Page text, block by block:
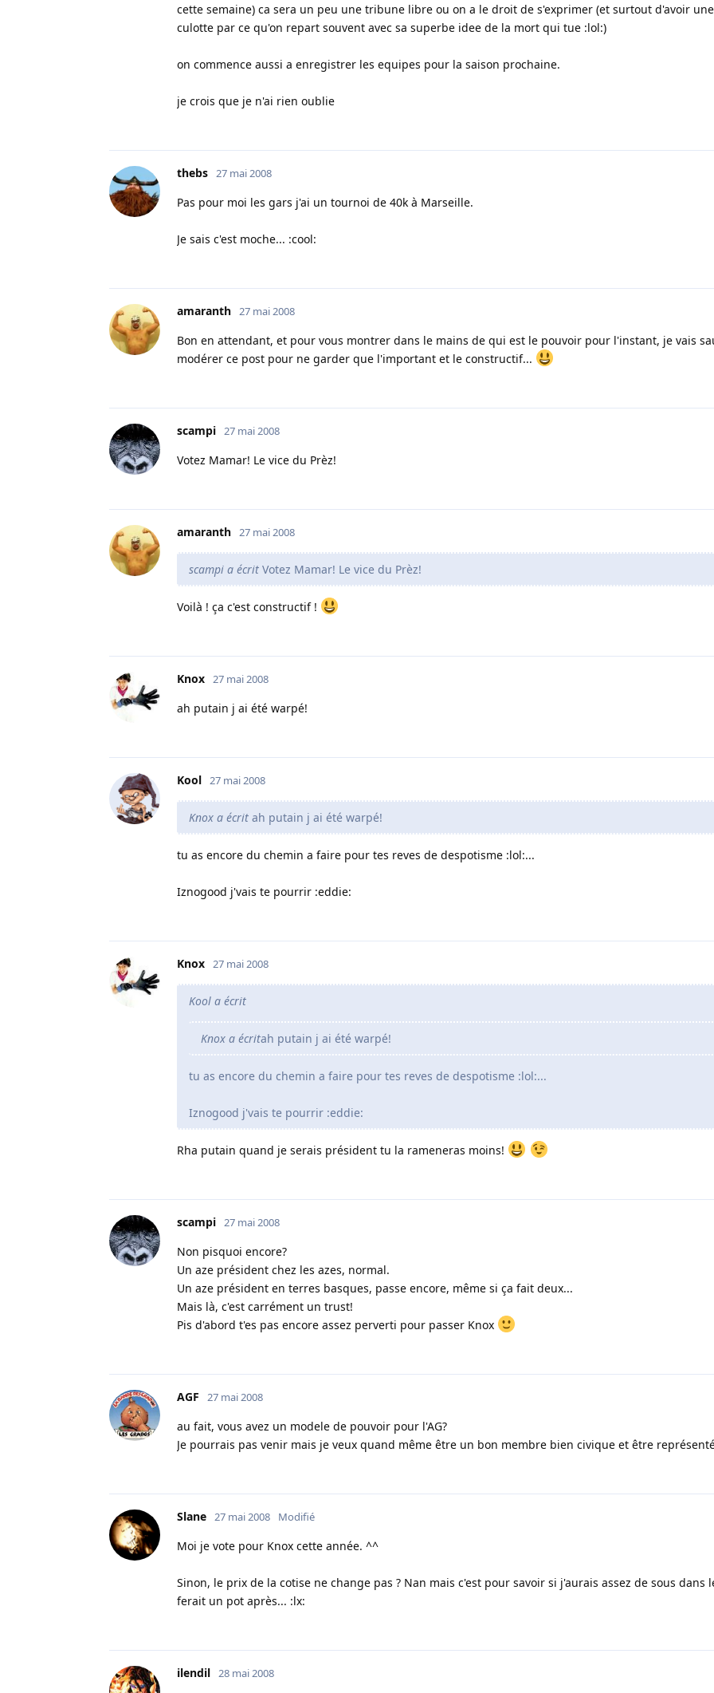
cette semaine) ca sera un peu une tribune libre ou on a le droit de s'exprimer (et surtout d'avoir
culotte par ce qu'on repart souvent avec sa superbe idee de la mort qui tue :lol:)
on commence aussi a enregistrer les equipes pour la saison prochaine.
je crois que je n'ai rien oublie
thebs 27 mai 2008
Pas pour moi les gars j'ai un tournoi de 40k à Marseille.
Je sais c'est moche... :cool:
amaranth 27 mai 2008
Bon en attendant, et pour vous montrer dans le mains de qui est le pouvoir pour l'instant, je vais
modérer ce post pour ne garder que l'important et le constructif...
scampi 27 mai 2008
Votez Mamar! Le vice du Prèz!
amaranth 27 mai 2008
scampi a écrit Votez Mamar! Le vice du Prèz!
Voilà ! ça c'est constructif !
Knox 27 mai 2008
ah putain j ai été warpé!
Kool 27 mai 2008
Knox a écrit ah putain j ai été warpé!
tu as encore du chemin a faire pour tes reves de despotisme :lol:...
Iznogood j'vais te pourrir :eddie:
Knox 27 mai 2008
Kool a écrit
Knox a écritah putain j ai été warpé!
tu as encore du chemin a faire pour tes reves de despotisme :lol:...
Iznogood j'vais te pourrir :eddie:
Rha putain quand je serais président tu la rameneras moins!
scampi 27 mai 2008
Non pisquoi encore?
Un aze président chez les azes, normal.
Un aze président en terres basques, passe encore, même si ça fait deux...
Mais là, c'est carrément un trust!
Pis d'abord t'es pas encore assez perverti pour passer Knox
AGF 27 mai 2008
au fait, vous avez un modele de pouvoir pour l'AG?
Je pourrais pas venir mais je veux quand même être un bon membre bien civique et être
Slane 27 mai 2008 Modifié
Moi je vote pour Knox cette année. ^^
Sinon, le prix de la cotise ne change pas ? Nan mais c'est pour savoir si j'aurais assez de sous dans
ferait un pot après... :lx:
ilendil 28 mai 2008